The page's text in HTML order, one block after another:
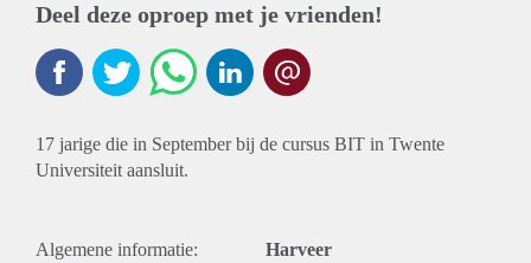
Deel deze oproep met je vrienden!
17 jarige die in September bij de cursus BIT in Twente
Universiteit aansluit.
Algemene informatie: Harveer